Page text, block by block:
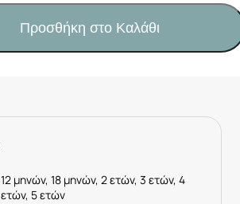
Προσθήκη στο Καλάθι
12 μηνών, 18 μηνών, 2 ετών, 3 ετών, 4
ετών, 5 ετών